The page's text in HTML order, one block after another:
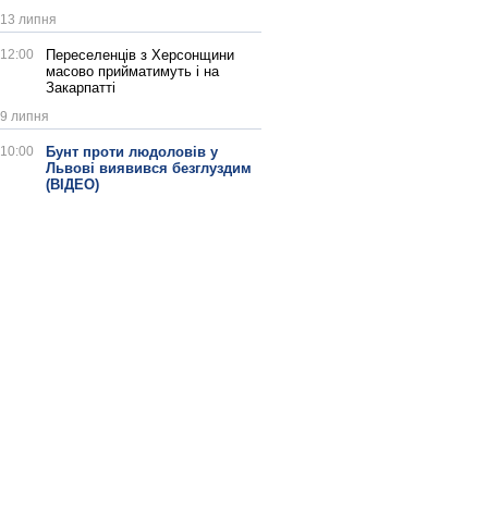
13 липня
12:00
Переселенців з Херсонщини
масово прийматимуть і на
Закарпатті
9 липня
10:00
Бунт проти людоловів у
Львові виявився безглуздим
(ВІДЕО)